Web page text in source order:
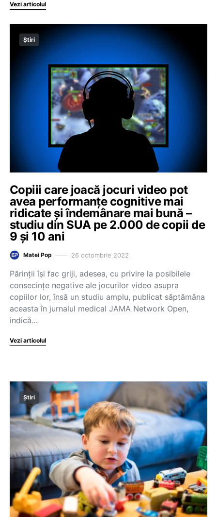
Vezi articolul
Știri
Copiii care joacă jocuri video pot
avea performanțe cognitive mai
ridicate și îndemânare mai bună –
studiu din SUA pe 2.000 de copii de
9 și 10 ani
Matei Pop 26 octombrie 2022
Părinţii îşi fac griji, adesea, cu privire la posibilele
consecinţe negative ale jocurilor video asupra
copiilor lor, însă un studiu amplu, publicat săptămâna
aceasta în jurnalul medical JAMA Network Open,
indică…
Vezi articolul
Știri